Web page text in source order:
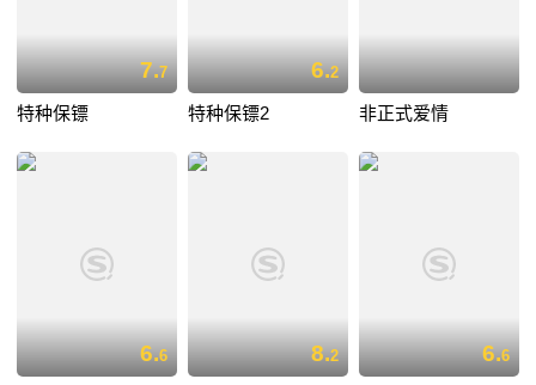
7.7
特种保镖
6.2
特种保镖2 非正式爱情
6.6 8.2 6.6